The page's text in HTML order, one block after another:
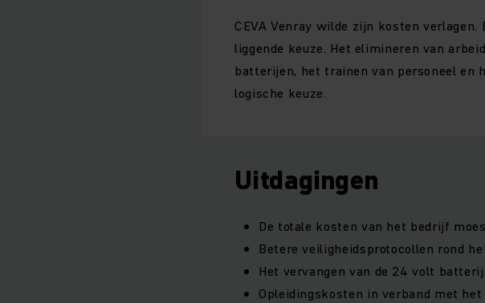
CEVA Venray wilde zijn kosten
liggende keuze. Het elimineren van
batterijen, het trainen van personeel en
logische keuze.
Uitdagingen
De totale kosten van het bedrijf
Betere veiligheidsprotocollen rond
Het vervangen van de 24 volt
Opleidingskosten in verband met